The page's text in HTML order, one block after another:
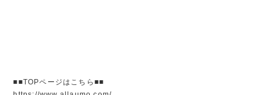
■■TOPページはこちら■■